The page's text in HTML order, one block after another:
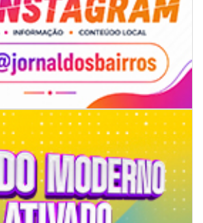
a prevenção de desastres climáticos na Rede